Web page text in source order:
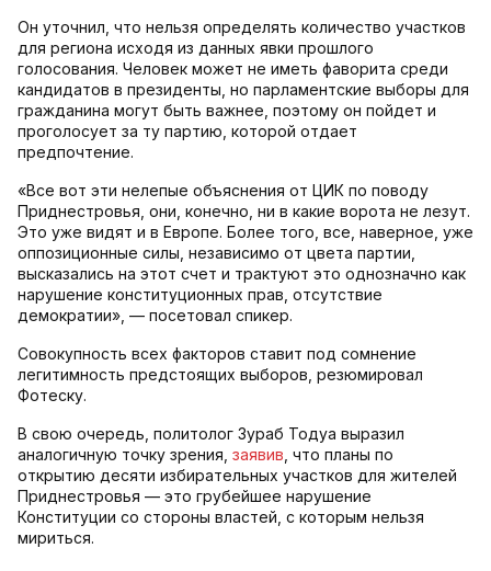
Он уточнил, что нельзя определять количество участков
для региона исходя из данных явки прошлого
голосования. Человек может не иметь фаворита среди
кандидатов в президенты, но парламентские выборы для
гражданина могут быть важнее, поэтому он пойдет и
проголосует за ту партию, которой отдает
предпочтение.
«Все вот эти нелепые объяснения от ЦИК по поводу
Приднестровья, они, конечно, ни в какие ворота не лезут.
Это уже видят и в Европе. Более того, все, наверное, уже
оппозиционные силы, независимо от цвета партии,
высказались на этот счет и трактуют это однозначно как
нарушение конституционных прав, отсутствие
демократии», — посетовал спикер.
Совокупность всех факторов ставит под сомнение
легитимность предстоящих выборов, резюмировал
Фотеску.
В свою очередь, политолог Зураб Тодуа выразил
аналогичную точку зрения, заявив , что планы по
открытию десяти избирательных участков для жителей
Приднестровья — это грубейшее нарушение
Конституции со стороны властей, с которым нельзя
мириться.